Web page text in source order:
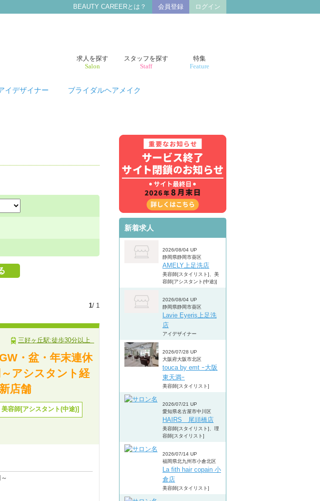
BEAUTY CAREERとは？ 会員登録 ログイン
求人を探す
Salon
スタッフを探す
Staff
特集
Feature
イデザイナー ブライダルヘアメイク
1/ 1
三好ヶ丘駅:徒歩30分以上
・盆・年末連休
アシスタント経
店舗
美容師[アシスタント(中途)]
新着求人
2026/08/04 UP
静岡県静岡市葵区
AMELY上足洗店
美容師[スタイリスト]、美
容師[アシスタント(中途)]
2026/08/04 UP
静岡県静岡市葵区
Lavie Eyeris上足洗
店
アイデザイナー
2026/07/28 UP
大阪府大阪市北区
touca by emt ｰ大阪
東天満ｰ
美容師[スタイリスト]
2026/07/21 UP
愛知県名古屋市中川区
HAIRS 尾頭橋店
美容師[スタイリスト]、理
容師[スタイリスト]
2026/07/14 UP
福岡県北九州市小倉北区
La fith hair copain 小
倉店
美容師[スタイリスト]